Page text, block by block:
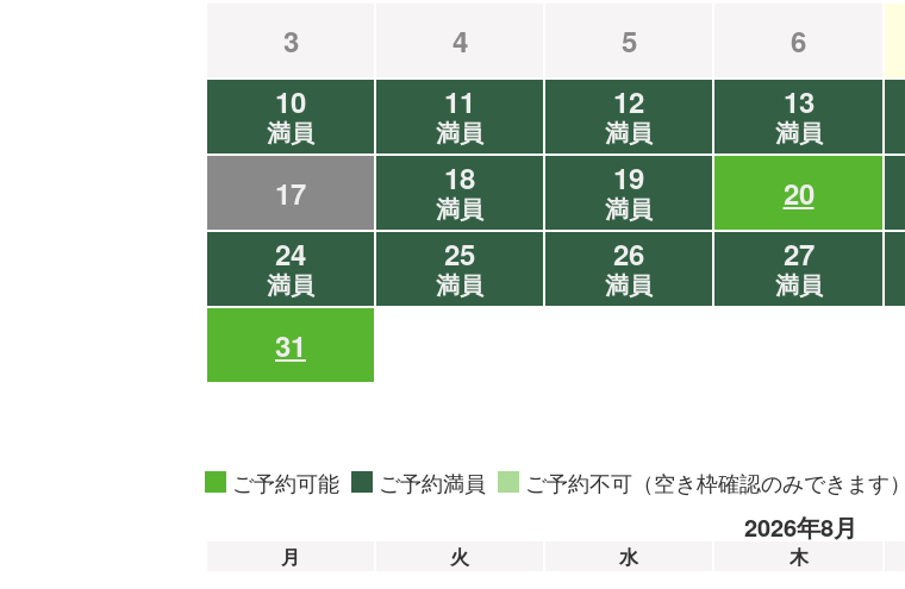
3
4 5 6
10
満員
11
満員
12
満員
13
満員
17 18
満員
19
満員 20
24
満員
25
満員
26
満員
27
満員
31
ご予約可能 ご予約満員 ご予約不可（空き枠確認のみできます）
2026年8月
月 火 水 木